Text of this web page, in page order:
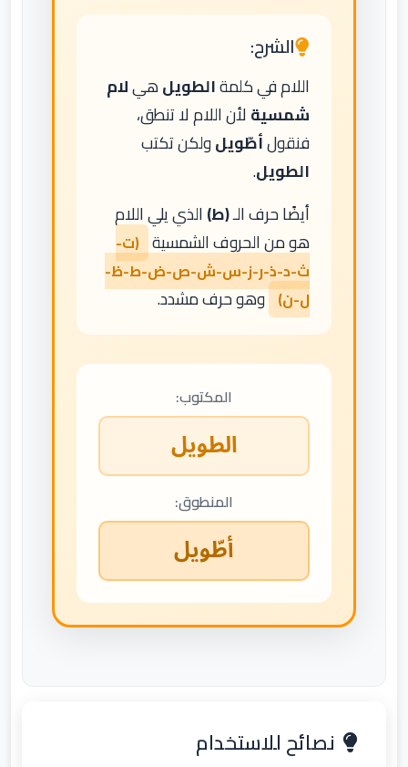
الشرح:
اللام في كلمةالطويلهيلام
شمسيةلأن اللام لا تنطق،
فنقولأطّويلولكن تكتب
الطويل.
أيضًا حرف الـ(ط)الذي يلي اللام
هو من الحروف الشمسية (ت-
ث-د-ذ-ر-ز-س-ش-ص-ض-ط-ظ-
ل-ن) وهو حرف مشدد.
المكتوب:
الطويل
المنطوق:
أطّويل
نصائح للاستخدام